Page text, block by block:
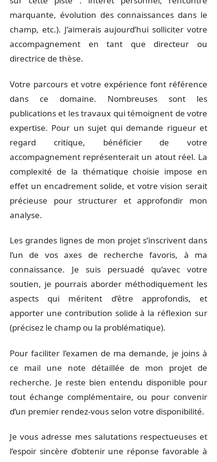
marquante, évolution des connaissances dans le
champ, etc.). J’aimerais aujourd’hui solliciter votre
accompagnement en tant que directeur ou
directrice de thèse.
Votre parcours et votre expérience font référence
dans ce domaine. Nombreuses sont les
publications et les travaux qui témoignent de votre
expertise. Pour un sujet qui demande rigueur et
regard critique, bénéficier de votre
accompagnement représenterait un atout réel. La
complexité de la thématique choisie impose en
effet un encadrement solide, et votre vision serait
précieuse pour structurer et approfondir mon
analyse.
Les grandes lignes de mon projet s’inscrivent dans
l’un de vos axes de recherche favoris, à ma
connaissance. Je suis persuadé qu’avec votre
soutien, je pourrais aborder méthodiquement les
aspects qui méritent d’être approfondis, et
apporter une contribution solide à la réflexion sur
(précisez le champ ou la problématique).
Pour faciliter l’examen de ma demande, je joins à
ce mail une note détaillée de mon projet de
recherche. Je reste bien entendu disponible pour
tout échange complémentaire, ou pour convenir
d’un premier rendez-vous selon votre disponibilité.
Je vous adresse mes salutations respectueuses et
l’espoir sincère d’obtenir une réponse favorable à